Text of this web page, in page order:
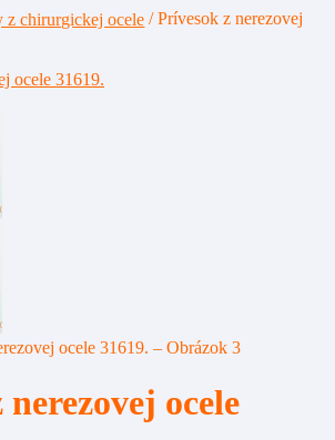
z chirurgickej ocele /Prívesok z nerezovej
ocele